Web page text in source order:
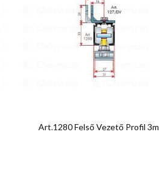
Art.1280 Felső Vezető Profil 3m
Előnézet